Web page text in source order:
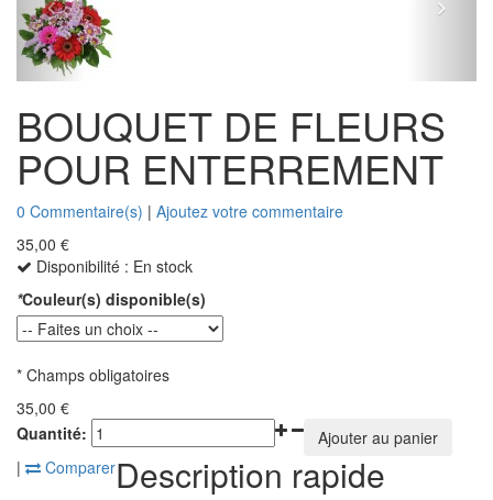
BOUQUET DE FLEURS
POUR ENTERREMENT
0 Commentaire(s) | Ajoutez votre commentaire
35,00 €
Disponibilité : En stock
*Couleur(s) disponible(s)
* Champs obligatoires
35,00 €
Quantité:
Ajouter au panier
|
ComparerDescription rapide